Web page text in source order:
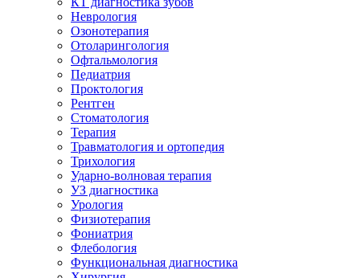
Неврология
Озонотерапия
Отоларингология
Офтальмология
Педиатрия
Проктология
Рентген
Стоматология
Терапия
Травматология и ортопедия
Трихология
Ударно-волновая терапия
УЗ диагностика
Урология
Физиотерапия
Фониатрия
Флебология
Функциональная диагностика